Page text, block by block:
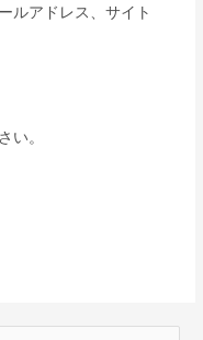
ルアドレス、サイト
い。